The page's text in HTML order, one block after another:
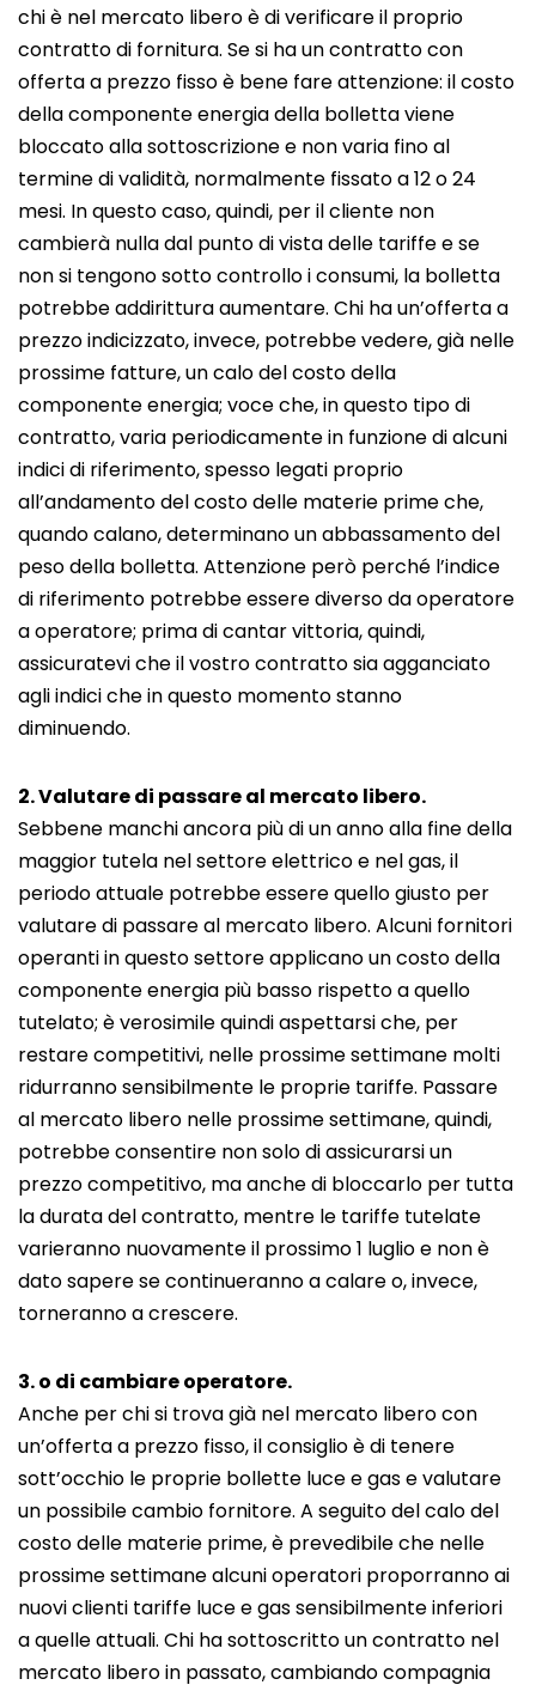
chi è nel mercato libero è di verificare il proprio
contratto di fornitura. Se si ha un contratto con
offerta a prezzo fisso è bene fare attenzione: il costo
della componente energia della bolletta viene
bloccato alla sottoscrizione e non varia fino al
termine di validità, normalmente fissato a 12 o 24
mesi. In questo caso, quindi, per il cliente non
cambierà nulla dal punto di vista delle tariffe e se
non si tengono sotto controllo i consumi, la bolletta
potrebbe addirittura aumentare. Chi ha un’offerta a
prezzo indicizzato, invece, potrebbe vedere, già nelle
prossime fatture, un calo del costo della
componente energia; voce che, in questo tipo di
contratto, varia periodicamente in funzione di alcuni
indici di riferimento, spesso legati proprio
all’andamento del costo delle materie prime che,
quando calano, determinano un abbassamento del
peso della bolletta. Attenzione però perché l’indice
di riferimento potrebbe essere diverso da operatore
a operatore; prima di cantar vittoria, quindi,
assicuratevi che il vostro contratto sia agganciato
agli indici che in questo momento stanno
diminuendo.
2. Valutare di passare al mercato libero.
Sebbene manchi ancora più di un anno alla fine della
maggior tutela nel settore elettrico e nel gas, il
periodo attuale potrebbe essere quello giusto per
valutare di passare al mercato libero. Alcuni fornitori
operanti in questo settore applicano un costo della
componente energia più basso rispetto a quello
tutelato; è verosimile quindi aspettarsi che, per
restare competitivi, nelle prossime settimane molti
ridurranno sensibilmente le proprie tariffe. Passare
al mercato libero nelle prossime settimane, quindi,
potrebbe consentire non solo di assicurarsi un
prezzo competitivo, ma anche di bloccarlo per tutta
la durata del contratto, mentre le tariffe tutelate
varieranno nuovamente il prossimo 1 luglio e non è
dato sapere se continueranno a calare o, invece,
torneranno a crescere.
3. o di cambiare operatore.
Anche per chi si trova già nel mercato libero con
un’offerta a prezzo fisso, il consiglio è di tenere
sott’occhio le proprie bollette luce e gas e valutare
un possibile cambio fornitore. A seguito del calo del
costo delle materie prime, è prevedibile che nelle
prossime settimane alcuni operatori proporranno ai
nuovi clienti tariffe luce e gas sensibilmente inferiori
a quelle attuali. Chi ha sottoscritto un contratto nel
mercato libero in passato, cambiando compagnia